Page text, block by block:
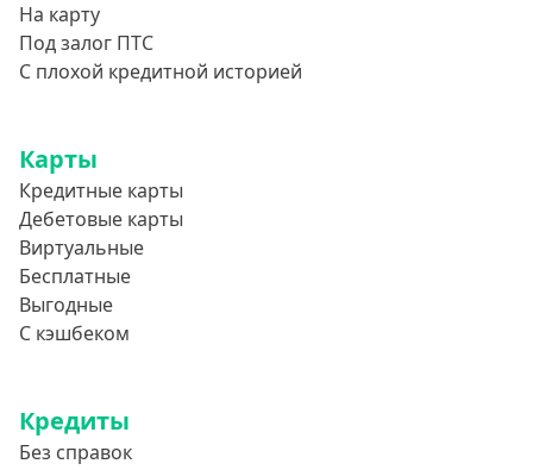
На карту
Под залог ПТС
С плохой кредитной историей
Карты
Кредитные карты
Дебетовые карты
Виртуальные
Бесплатные
Выгодные
С кэшбеком
Кредиты
Без справок